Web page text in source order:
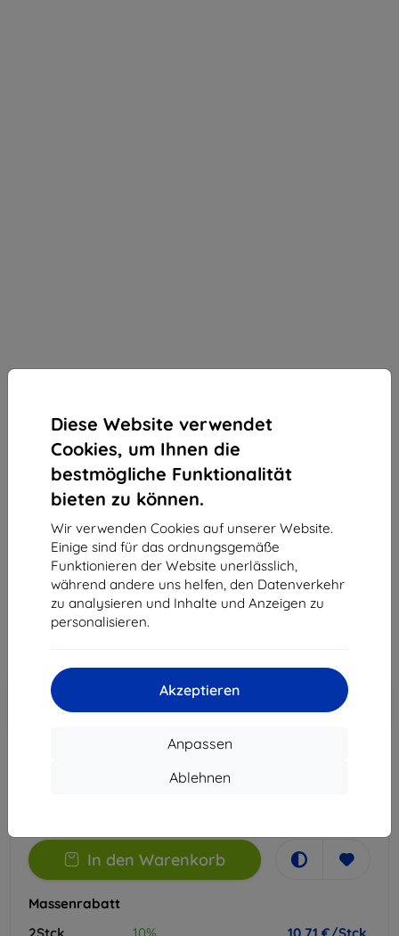
Diese Website verwendet
Cookies, um Ihnen die
bestmögliche Funktionalität
bieten zu können.
Wir verwenden Cookies auf unserer Website.
Einige sind für das ordnungsgemäße
Funktionieren der Website unerlässlich,
während andere uns helfen, den Datenverkehr
zu analysieren und Inhalte und Anzeigen zu
personalisieren.
Akzeptieren
Anpassen
Ablehnen
3mk ARC+ Schutzfolie für ZTE Blade V50 Design
Geeignet für: ZTE Blade V50 Design
11,90 €
10,71 €
-10%
Rabatt mit Gutschein
EXTRA10
Warenkorb
In den Warenkorb
Massenrabatt